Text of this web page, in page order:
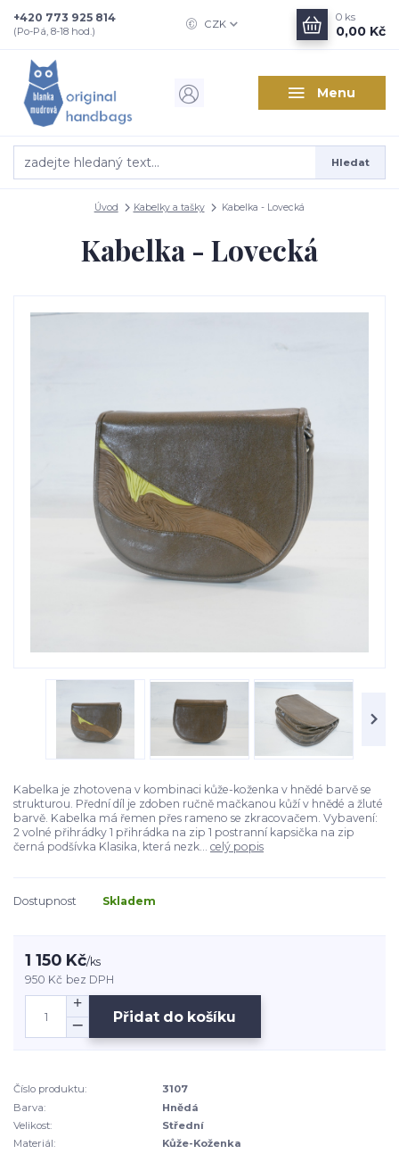
Menu
CZK
Hledat
+420 773 925 814
(Po-Pá, 8-18 hod.)
0 ks
0,00 Kč
Úvod Kabelky a tašky Kabelka - Lovecká
Kabelka - Lovecká
Kabelka je zhotovena v kombinaci kůže-koženka v hnědé barvě se
strukturou. Přední díl je zdoben ručně mačkanou kůží v hnědé a žluté
barvě. Kabelka má řemen přes rameno se zkracovačem. Vybavení:
2 volné přihrádky 1 přihrádka na zip 1 postranní kapsička na zip
černá podšívka Klasika, která nezk... celý popis
Dostupnost Skladem
1 150 Kč/ks
950 Kč bez DPH
Přidat do košíku
Číslo produktu:
3107
Barva:
Hnědá
Velikost:
Střední
Materiál:
Kůže-Koženka